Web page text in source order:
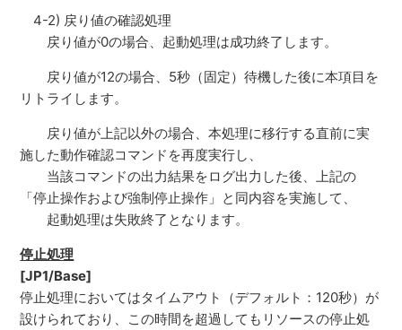
4-2) 戻り値の確認処理
戻り値が0の場合、起動処理は成功終了します。
戻り値が12の場合、5秒（固定）待機した後に本項目を
リトライします。
戻り値が上記以外の場合、本処理に移行する直前に実
施した動作確認コマンドを再度実行し、
当該コマンドの出力結果をログ出力した後、上記の
「停止操作および強制停止操作」と同内容を実施して、
起動処理は失敗終了となります。
停止処理
[JP1/Base]
停止処理においてはタイムアウト（デフォルト：120秒）が
設けられており、この時間を超過してもリソースの停止処